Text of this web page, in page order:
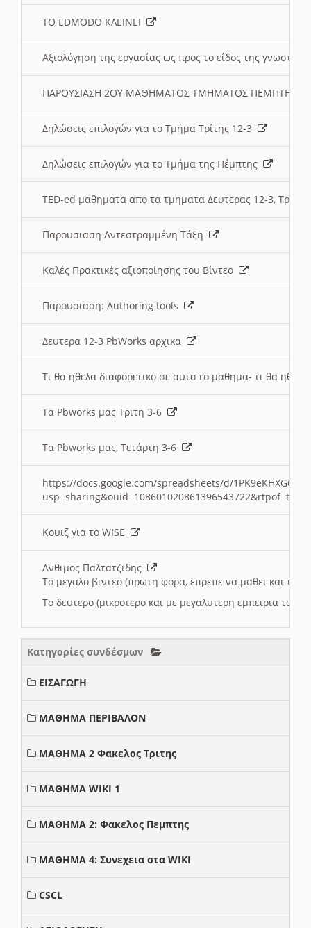
ΤΟ EDMODO ΚΛΕΙΝΕΙ
Αξιολόγηση της εργασίας ως προς το είδος της
ΠΑΡΟΥΣΙΑΣΗ 2ΟΥ ΜΑΘΗΜΑΤΟΣ ΤΜΗΜΑΤΟΣ
Δηλώσεις επιλογών για το Τμήμα Τρίτης 12-3
Δηλώσεις επιλογών για το Τμήμα της Πέμπτης
TED-ed μαθηματα απο τα τμηματα Δευτερας 12-3,
Παρουσιαση Αντεστραμμένη Τάξη
Καλές Πρακτικές αξιοποίησης του Βίντεο
Παρουσιαση: Authoring tools
Δευτερα 12-3 PbWorks αρχικα
Τι θα ηθελα διαφορετικο σε αυτο το μαθημα- τι θα
Τα Pbworks μας Τριτη 3-6
Τα Pbworks μας, Τετάρτη 3-6
https://docs.google.com/spreadsheets/d/
Κουιζ για το WISE
Ανθιμος Παλτατζιδης
Το μεγαλο βιντεο (πρωτη φορα, επρεπε να μαθει και το
Το δευτερο (μικροτερο και με μεγαλυτερη εμπειρια
Κατηγορίες συνδέσμων
ΕΙΣΑΓΩΓΗ
ΜΑΘΗΜΑ ΠΕΡΙΒΑΛΟΝ
ΜΑΘΗΜΑ 2 Φακελος Τριτης
ΜΑΘΗΜΑ WIKI 1
ΜΑΘΗΜΑ 2: Φακελος Πεμπτης
ΜΑΘΗΜΑ 4: Συνεχεια στα WIKI
CSCL